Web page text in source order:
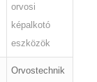
orvosi
képalkotó
eszközök
Orvostechnik